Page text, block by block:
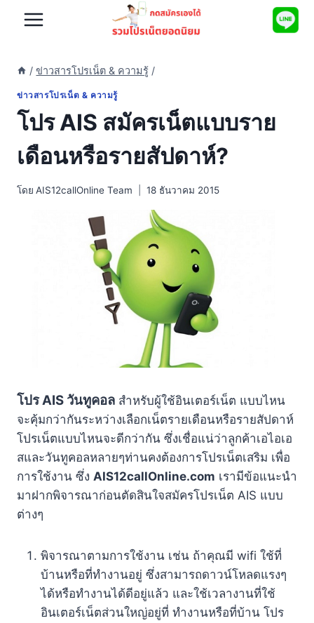
/ ข่าวสารโปรเน็ต & ความรู้ /
ข่าวสารโปรเน็ต & ความรู้
โปร AIS สมัครเน็ตแบบราย
เดือนหรือรายสัปดาห์?
โดย AIS12callOnline Team 18 ธันวาคม 2015
โปร AIS วันทูคอล สำหรับผู้ใช้อินเตอร์เน็ต แบบไหน
จะคุ้มกว่ากันระหว่างเลือกเน็ตรายเดือนหรือรายสัปดาห์
โปรเน็ตแบบไหนจะดีกว่ากัน ซึ่งเชื่อแน่ว่าลูกค้าเอไอเอ
สและวันทูคอลหลายๆท่านคงต้องการโปรเน็ตเสริม เพื่อ
การใช้งาน ซึ่ง AIS12callOnline.com เรามีข้อแนะนำ
มาฝากพิจารณาก่อนตัดสินใจสมัครโปรเน็ต AIS แบบ
ต่างๆ
พิจารณาตามการใช้งาน เช่น ถ้าคุณมี wifi ใช้ที่
บ้านหรือที่ทำงานอยู่ ซึ่งสามารถดาวน์โหลดแรงๆ
ได้หรือทำงานได้ดีอยู่แล้ว และใช้เวลางานที่ใช้
อินเตอร์เน็ตส่วนใหญ่อยู่ที่ ทำงานหรือที่บ้าน โปร